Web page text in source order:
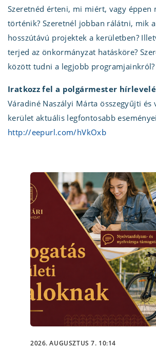
Szeretnéd érteni, mi miért, vagy éppen
történik? Szeretnél jobban rálátni, mik
hosszútávú projektek a kerületben?
terjed az önkormányzat hatásköre?
között tudni a legjobb programjainkról?
Iratkozz fel a polgármester
Váradiné Naszályi Márta összegyűjti és
kerület aktuális legfontosabb
http://eepurl.com/hVkOxb
2026. AUGUSZTUS 7. 10:14